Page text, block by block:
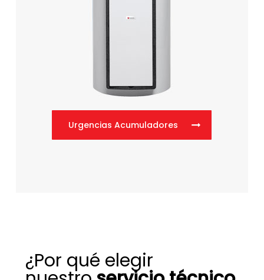
Urgencias Acumuladores
¿Por qué elegir